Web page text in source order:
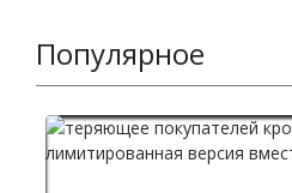
Популярное